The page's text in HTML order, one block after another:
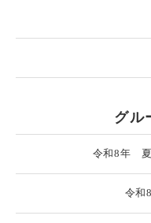
グル
令和8年
令和